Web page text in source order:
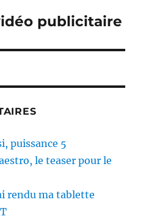
publicitaire
puissance 5
le teaser pour le
rendu ma tablette